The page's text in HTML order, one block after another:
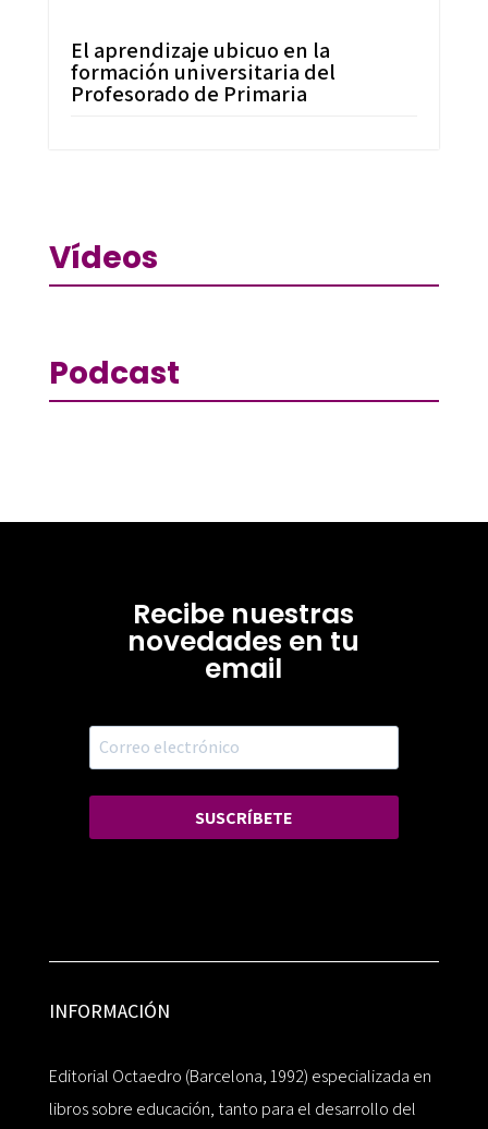
El aprendizaje ubicuo en la
formación universitaria del
Profesorado de Primaria
Vídeos
Podcast
Recibe nuestras
novedades en tu
email
SUSCRÍBETE
INFORMACIÓN
Editorial Octaedro (Barcelona, 1992) especializada en
libros sobre educación, tanto para el desarrollo del